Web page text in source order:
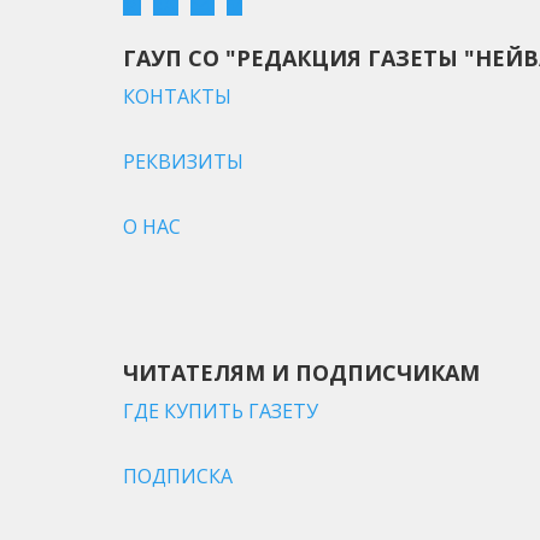
ГАУП СО "РЕДАКЦИЯ ГАЗЕТЫ
КОНТАКТЫ
РЕКВИЗИТЫ
О НАС
ЧИТАТЕЛЯМ И ПОДПИСЧИКАМ
ГДЕ КУПИТЬ ГАЗЕТУ
ПОДПИСКА